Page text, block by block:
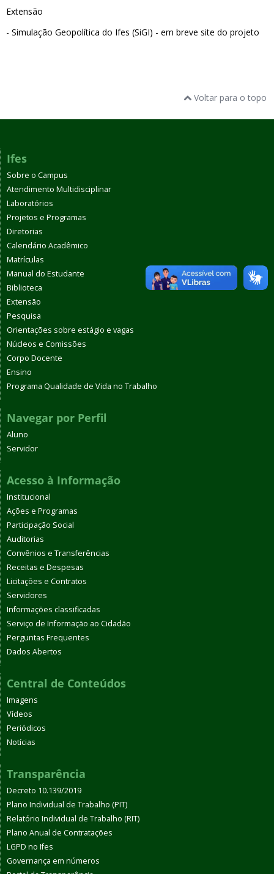
Extensão
- Simulação Geopolítica do Ifes (SiGI) - em breve site do projeto
Voltar para o topo
Ifes
Sobre o Campus
Atendimento Multidisciplinar
Laboratórios
Projetos e Programas
Diretorias
Calendário Acadêmico
Matrículas
Manual do Estudante
Biblioteca
Extensão
Pesquisa
Orientações sobre estágio e vagas
Núcleos e Comissões
Corpo Docente
Ensino
Programa Qualidade de Vida no Trabalho
Navegar por Perfil
Aluno
Servidor
Acesso à Informação
Institucional
Ações e Programas
Participação Social
Auditorias
Convênios e Transferências
Receitas e Despesas
Licitações e Contratos
Servidores
Informações classificadas
Serviço de Informação ao Cidadão
Perguntas Frequentes
Dados Abertos
Central de Conteúdos
Imagens
Vídeos
Periódicos
Notícias
Transparência
Decreto 10.139/2019
Plano Individual de Trabalho (PIT)
Relatório Individual de Trabalho (RIT)
Plano Anual de Contratações
LGPD no Ifes
Governança em números